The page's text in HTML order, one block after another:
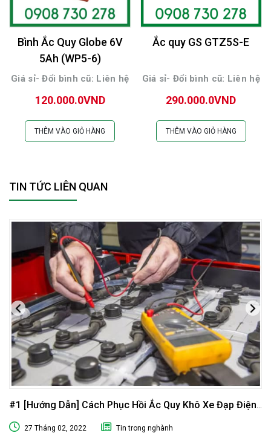
Bình Ắc Quy Globe 6V
5Ah (WP5-6)
Giá sỉ- Đổi bình cũ: Liên hệ
120.000.0VND
THÊM VÀO GIỎ HÀNG
Ắc quy GS GTZ5S-E
Giá sỉ- Đổi bình cũ: Liên hệ
290.000.0VND
THÊM VÀO GIỎ HÀNG
TIN TỨC LIÊN QUAN
#1 [Hướng Dẫn] Cách Phục Hồi Ắc Quy Khô Xe Đạp Điện
Tại Nhà
27 Tháng 02, 2022 Tin trong nghành